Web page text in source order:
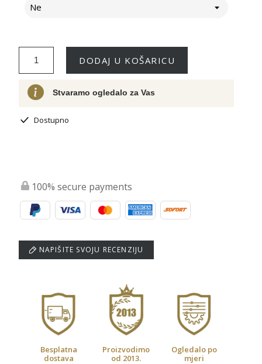
Ne
DODAJ U KOŠARICU
Stvaramo ogledalo za Vas
Dostupno
100% secure payments
NAPIŠITE SVOJU RECENZIJU
Besplatna
dostava
Proizvodimo
od 2013.
Ogledalo po
mjeri